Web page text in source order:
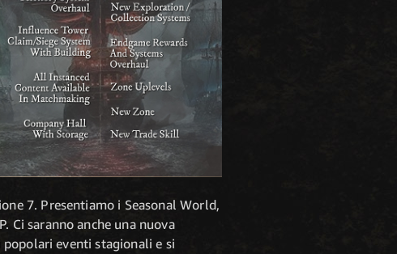
7. Presentiamo i Seasonal World,
Ci saranno anche una nuova
eventi stagionali e si